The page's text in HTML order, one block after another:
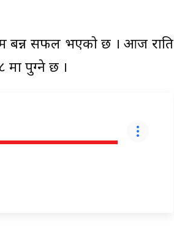
बन्न सफल भएको छ । आज राति
मा पुग्ने छ ।